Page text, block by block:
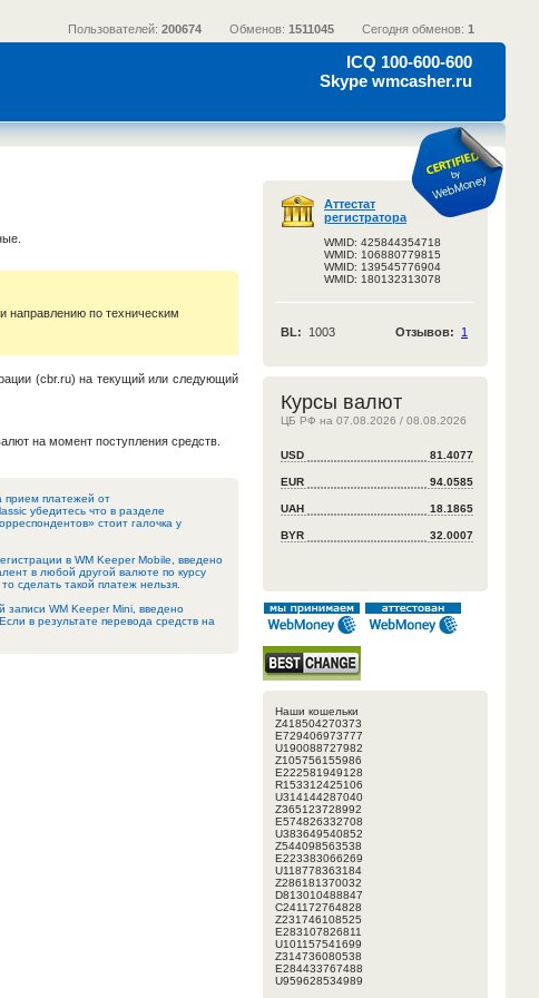
Пользователей: 200674 Обменов: 1511045 Сегодня обменов: 1
ICQ 100-600-600
Skype wmcasher.ru
Аттестат
регистратора
WMID: 425844354718
WMID: 106880779815
WMID: 139545776904
WMID: 180132313078
BL: 1003 Отзывов: 1
Курсы валют
ЦБ РФ на 07.08.2026 / 08.08.2026
USD 81.4077
EUR 94.0585
UAH 18.1865
BYR 32.0007
Наши кошельки
Z418504270373
E729406973777
U190088727982
Z105756155986
E222581949128
R153312425106
U314144287040
Z365123728992
E574826332708
U383649540852
Z544098563538
E223383066269
U118778363184
Z286181370032
D813010488847
C241172764828
Z231746108525
E283107826811
U101157541699
Z314736080538
E284433767488
U959628534989
направлению по техническим
(cbr.ru) на текущий или следующий
на момент поступления средств.
прием платежей от
убедитесь что в разделе
стоит галочка у
в WM Keeper Mobile, введено
в любой другой валюте по курсу
сделать такой платеж нельзя.
записи WM Keeper Mini, введено
в результате перевода средств на